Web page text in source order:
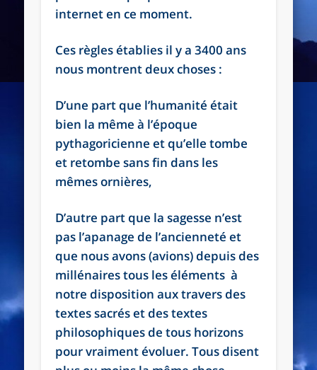
internet en ce moment.
Ces règles établies il y a 3400 ans
nous montrent deux choses :
D’une part que l’humanité était
bien la même à l’époque
pythagoricienne et qu’elle tombe
et retombe sans fin dans les
mêmes ornières,
D’autre part que la sagesse n’est
pas l’apanage de l’ancienneté et
que nous avons (avions) depuis des
millénaires tous les éléments à
notre disposition aux travers des
textes sacrés et des textes
philosophiques de tous horizons
pour vraiment évoluer. Tous disent